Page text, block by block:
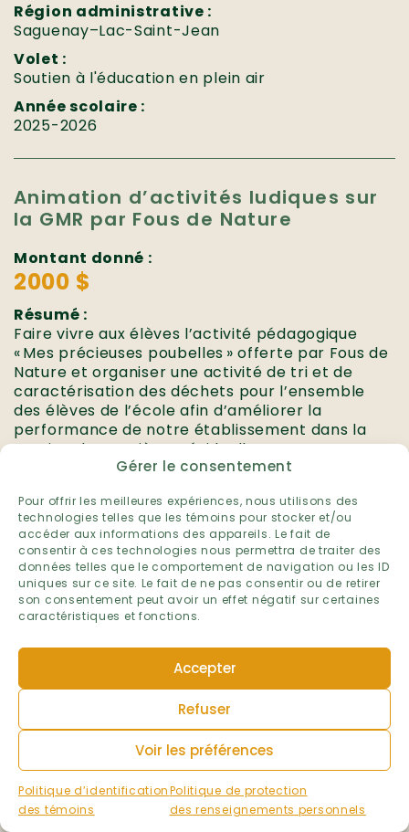
Gérer le consentement
Pour offrir les meilleures expériences, nous utilisons des
technologies telles que les témoins pour stocker et/ou
accéder aux informations des appareils. Le fait de
consentir à ces technologies nous permettra de traiter des
données telles que le comportement de navigation ou les ID
uniques sur ce site. Le fait de ne pas consentir ou de retirer
son consentement peut avoir un effet négatif sur certaines
caractéristiques et fonctions.
Accepter
Refuser
Voir les préférences
Politique d’identification
des témoins
Politique de protection
des renseignements personnels
Région administrative :
Saguenay–Lac-Saint-Jean
Volet :
Soutien à l'éducation en plein air
Année scolaire :
2025-2026
Animation d’activités ludiques sur
la GMR par Fous de Nature
Montant donné :
2000 $
Résumé :
Faire vivre aux élèves l’activité pédagogique
« Mes précieuses poubelles » offerte par Fous de
Nature et organiser une activité de tri et de
caractérisation des déchets pour l’ensemble
des élèves de l’école afin d’améliorer la
performance de notre établissement dans la
gestion des matières résiduelles.
Établissement :
École de la Broquerie
Niveau :
Préscolaire et primaire
Primaire
Préscolaire
Ville :
Boucherville
Région administrative :
Matières résiduelles
Année scolaire :
2025-2026